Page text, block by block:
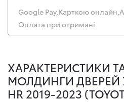
Google Pay,Карткою онлайн,
Оплата при отримані
ХАРАКТЕРИСТИКИ
МОЛДИНГИ ДВЕРЕЙ
HR 2019-2023